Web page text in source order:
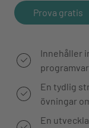
Prova gratis
Innehåller
En tydlig
övningar
En